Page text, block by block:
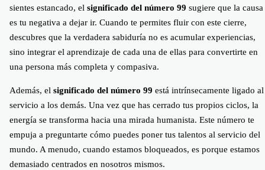
sientes estancado, el significado del número 99 sugiere que la causa
es tu negativa a dejar ir. Cuando te permites fluir con este cierre,
descubres que la verdadera sabiduría no es acumular experiencias,
sino integrar el aprendizaje de cada una de ellas para convertirte en
una persona más completa y compasiva.
Además, el significado del número 99 está intrínsecamente ligado al
servicio a los demás. Una vez que has cerrado tus propios ciclos, la
energía se transforma hacia una mirada humanista. Este número te
empuja a preguntarte cómo puedes poner tus talentos al servicio del
mundo. A menudo, cuando estamos bloqueados, es porque estamos
demasiado centrados en nosotros mismos.